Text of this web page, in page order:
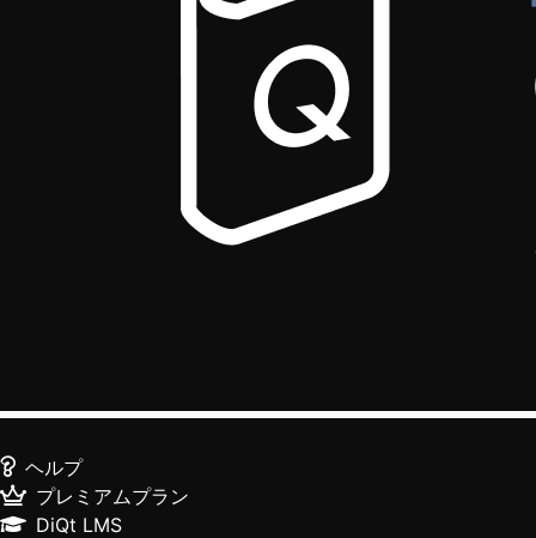
ヘルプ
プレミアムプラン
DiQt LMS